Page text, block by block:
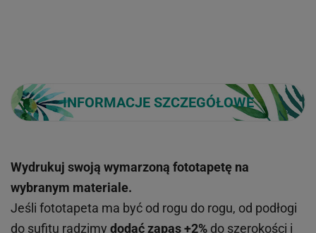
INFORMACJE SZCZEGÓŁOWE
Wydrukuj swoją wymarzoną fototapetę na
wybranym materiale.
Jeśli fototapeta ma być od rogu do rogu, od podłogi
do sufitu radzimy dodać zapas +2% do szerokości i